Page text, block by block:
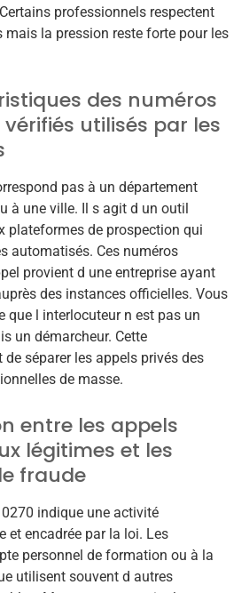
professionnels respectent
mais la pression reste forte pour les
des numéros
utilisés par les
pas à un département
à une ville. Il s agit d un outil
plateformes de prospection qui
automatisés. Ces numéros
provient d une entreprise ayant
des instances officielles. Vous
que l interlocuteur n est pas un
un démarcheur. Cette
séparer les appels privés des
de masse.
entre les appels
légitimes et les
fraude
indique une activité
et encadrée par la loi. Les
personnel de formation ou à la
utilisent souvent d autres